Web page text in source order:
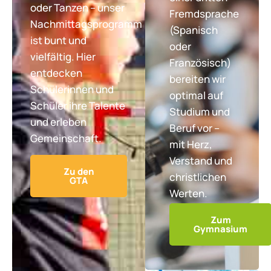
oder Tanzen – unser
Nachmittagsprogramm
ist bunt und
vielfältig. Hier
entdecken
Schülerinnen und
Schüler ihre Talente
und erleben
Gemeinschaft.
Zu den
GTA
Fremdsprache
(Spanisch
oder
Französisch)
bereiten wir
optimal auf
Studium und
Beruf vor –
mit Herz,
Verstand und
christlichen
Werten.
Zum
Gymnasium